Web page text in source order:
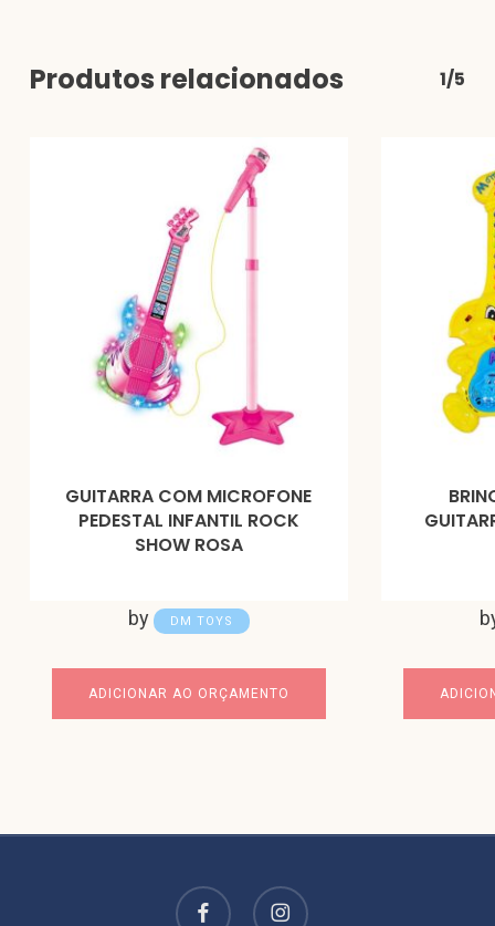
Produtos relacionados 1/5
GUITARRA COM MICROFONE
PEDESTAL INFANTIL ROCK
SHOW ROSA
by DM TOYS
ADICIONAR AO ORÇAMENTO
facebook instagram